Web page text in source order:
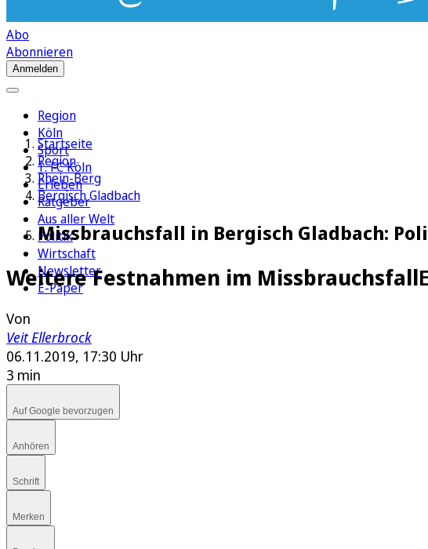
Abo
Abonnieren
Anmelden
Region
Köln
Sport
1. FC Köln
Erleben
Ratgeber
Aus aller Welt
Politik
Wirtschaft
Newsletter
E-Paper
Startseite
Region
Rhein-Berg
Bergisch Gladbach
Missbrauchsfall in Bergisch Gladbach:
Weitere Festnahmen im Missbrauchsfall
Von
Veit Ellerbrock
06.11.2019, 17:30 Uhr
3 min
Auf Google bevorzugen
Anhören
Schrift
Merken